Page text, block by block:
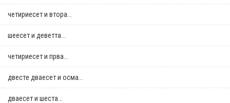
четириесет и втора...
шеесет и деветта...
четириесет и прва...
двестe дваесет и осма...
дваесет и шеста...